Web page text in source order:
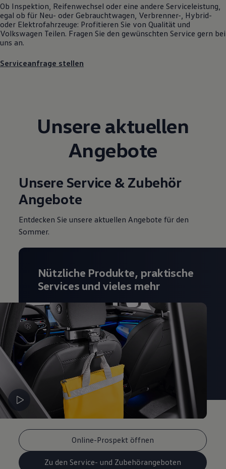
Inspektion und HU/AU
Reparaturen und Checks
Motorenöl und Flüssigkeiten
Räder und Reifen
Volkswagen Teile
Zubehör
Wallbox und Ladekabel
Digitale Extras
Dienste für Ihr Modell finden
Volkswagen Apps, Login und Shop
Handy und Fahrzeug verbinden
Über Ihr Auto
Vorgängermodelle
Kundeninformationen
Volkswagen Kundenbetreuung
Warn- und Kontrollleuchten
Assistenzsysteme
Transport
Familie
Elektromobilität
Pannen- und Unfallhilfe
Volkswagen Kundenbetreuung
Ob Inspektion, Reifenwechsel oder eine andere Serviceleistung,
egal ob für Neu- oder Gebrauchtwagen , Verbrenner-, Hybrid-
oder Elektrofahrzeuge: Profitieren Sie von Qualität und
Volkswagen Teilen. Fragen Sie den gewünschten Service gern bei
uns an.
Serviceanfrage stellen
Unsere aktuellen
Angebote
Unsere Service & Zubehör
Angebote
Entdecken Sie unsere aktuellen Angebote für den
Sommer.
Online-Prospekt öffnen
Zu den Service- und Zubehörangeboten
Nützliche Produkte, praktische
Services und vieles mehr